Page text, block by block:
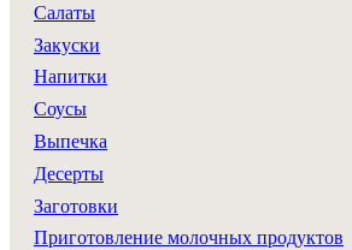
Салаты
Закуски
Напитки
Соусы
Выпечка
Десерты
Заготовки
Приготовление молочных продуктов